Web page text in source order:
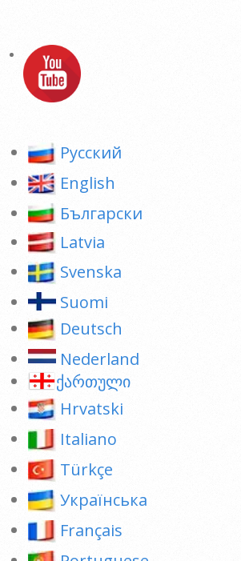
Pусский
English
Български
Latvia
Svenska
Suomi
Deutsch
Nederland
ქართული
Hrvatski
Italiano
Türkçe
Українська
Français